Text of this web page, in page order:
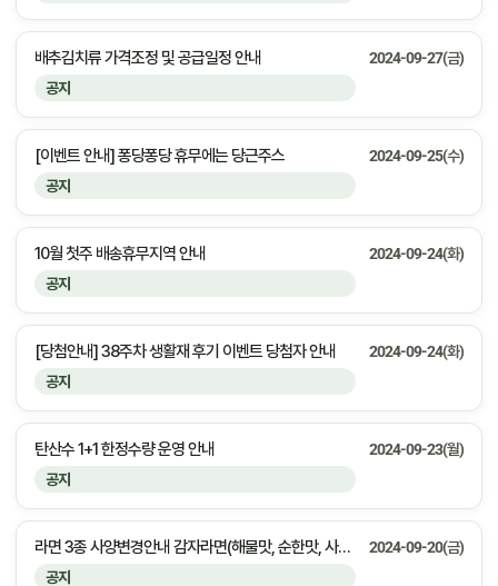
공지
배추김치류 가격조정 및 공급일정 안내 2024-09-27(금)
공지
[이벤트 안내] 퐁당퐁당 휴무에는 당근주스 2024-09-25(수)
공지
10월 첫주 배송휴무지역 안내 2024-09-24(화)
공지
[당첨안내] 38주차 생활재 후기 이벤트 당첨자 안내 2024-09-24(화)
공지
탄산수 1+1 한정수량 운영 안내 2024-09-23(월)
공지
라면 3종 사양변경안내 감자라면(해물맛, 순한맛, 사리면) 2024-09-20(금)